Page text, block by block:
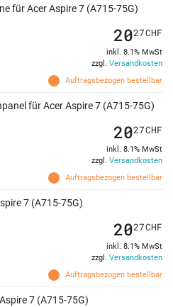
für Acer Aspire 7 (A715-75G)
Auftragsbezogen bestellbar
2027CHF
inkl. 8.1% MwSt
zzgl. Versandkosten
für Acer Aspire 7 (A715-75G)
Auftragsbezogen bestellbar
2027CHF
inkl. 8.1% MwSt
zzgl. Versandkosten
7 (A715-75G)
Auftragsbezogen bestellbar
2027CHF
inkl. 8.1% MwSt
zzgl. Versandkosten
7 (A715-75G)